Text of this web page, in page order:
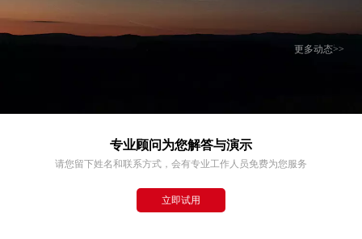
更多动态>>
专业顾问为您解答与演示
请您留下姓名和联系方式，会有专业工作人员免费为您服务
立即试用